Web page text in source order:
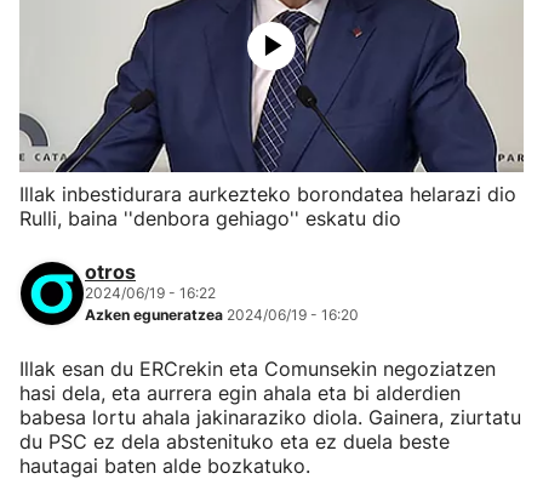
Illak inbestidurara aurkezteko borondatea helarazi dio
Rulli, baina ''denbora gehiago'' eskatu dio
otros
2024/06/19 - 16:22
Azken eguneratzea 2024/06/19 - 16:20
Illak esan du ERCrekin eta Comunsekin negoziatzen
hasi dela, eta aurrera egin ahala eta bi alderdien
babesa lortu ahala jakinaraziko diola. Gainera, ziurtatu
du PSC ez dela abstenituko eta ez duela beste
hautagai baten alde bozkatuko.